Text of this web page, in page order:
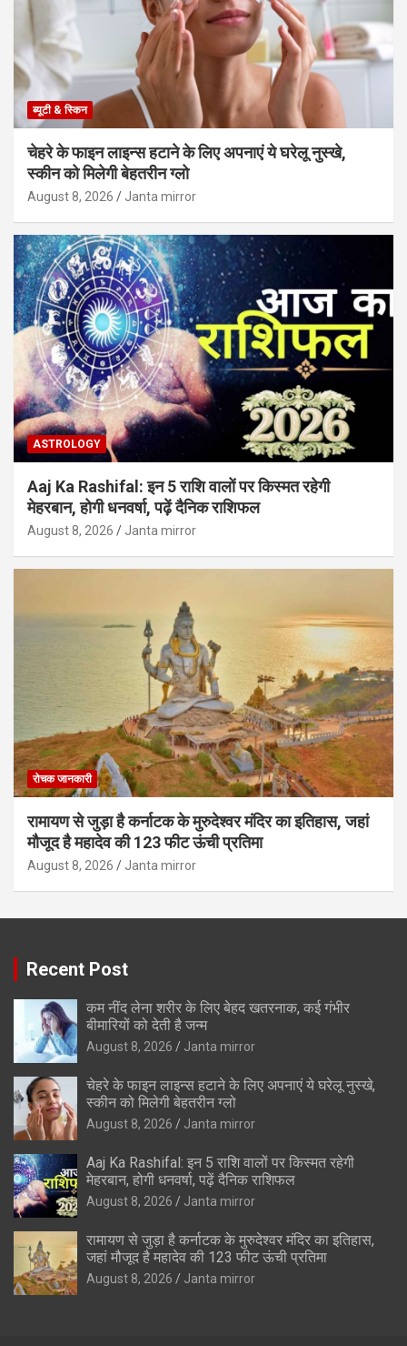
ब्यूटी & स्किन
चेहरे के फाइन लाइन्स हटाने के लिए अपनाएं ये घरेलू नुस्खे,
स्कीन को मिलेगी बेहतरीन ग्लो
August 8, 2026 Janta mirror
ASTROLOGY
Aaj Ka Rashifal: इन 5 राशि वालों पर किस्मत रहेगी
मेहरबान, होगी धनवर्षा, पढ़ें दैनिक राशिफल
August 8, 2026 Janta mirror
रोचक जानकारी
रामायण से जुड़ा है कर्नाटक के मुरुदेश्वर मंदिर का इतिहास, जहां
मौजूद है महादेव की 123 फीट ऊंची प्रतिमा
August 8, 2026 Janta mirror
Recent Post
कम नींद लेना शरीर के लिए बेहद खतरनाक, कई गंभीर
बीमारियों को देती है जन्म
August 8, 2026 Janta mirror
चेहरे के फाइन लाइन्स हटाने के लिए अपनाएं ये घरेलू नुस्खे,
स्कीन को मिलेगी बेहतरीन ग्लो
August 8, 2026 Janta mirror
Aaj Ka Rashifal: इन 5 राशि वालों पर किस्मत रहेगी
मेहरबान, होगी धनवर्षा, पढ़ें दैनिक राशिफल
August 8, 2026 Janta mirror
रामायण से जुड़ा है कर्नाटक के मुरुदेश्वर मंदिर का इतिहास,
जहां मौजूद है महादेव की 123 फीट ऊंची प्रतिमा
August 8, 2026 Janta mirror